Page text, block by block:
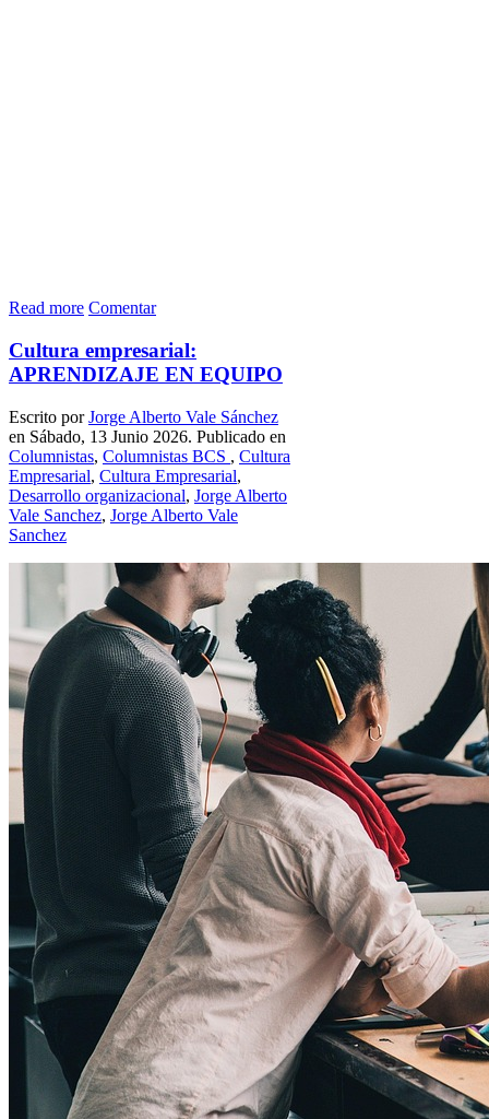
Read more Comentar
Cultura empresarial:
APRENDIZAJE EN EQUIPO
Escrito porJorge Alberto Vale Sánchez
en Sábado, 13 Junio 2026. Publicado en
Columnistas, Columnistas BCS , Cultura
Empresarial, Cultura Empresarial,
Desarrollo organizacional, Jorge Alberto
Vale Sanchez, Jorge Alberto Vale
Sanchez